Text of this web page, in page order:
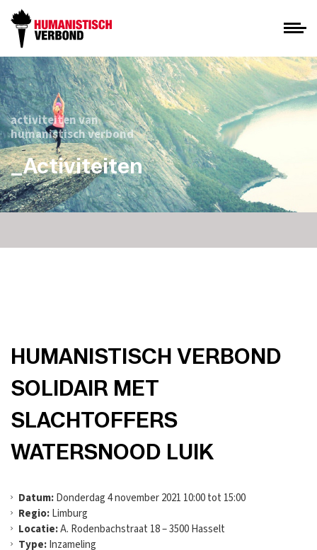
activiteiten van
humanistisch verbond
_Activiteiten
HUMANISTISCH VERBOND
SOLIDAIR MET
SLACHTOFFERS
WATERSNOOD LUIK
Datum:Donderdag 4 november 2021 10:00 tot 15:00
Regio:Limburg
Locatie:A. Rodenbachstraat 18 – 3500 Hasselt
Type:Inzameling